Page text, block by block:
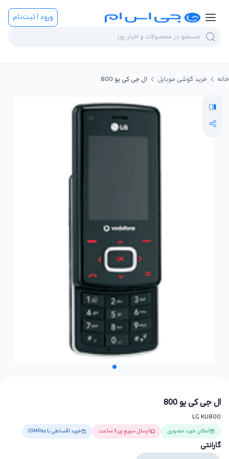
ورود | ثبت‌نام
خانه خرید گوشی موبایل ال جی کی یو 800
ال جی کی یو 800
LG KU800
امکان خرید حضوری ارسال سریع زیر 3 ساعت خرید اقساطی با GSMPay
گارانتی